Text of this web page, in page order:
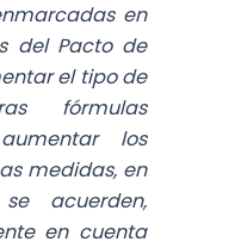
en
del Pacto de
el tipo de
fórmulas
los
medidas, en
acuerden,
en cuenta